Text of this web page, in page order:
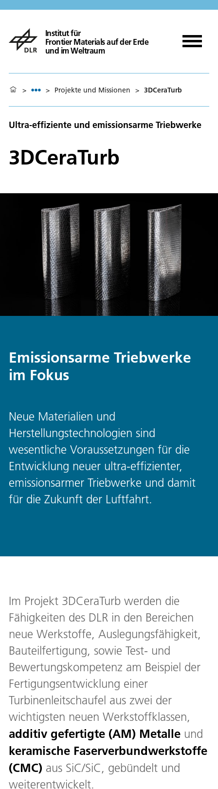
Institut für
Frontier Materials auf der Erde
und im Weltraum
> > Projekte und Missionen > 3DCeraTurb
Ultra-effiziente und emissionsarme Triebwerke
3DCeraTurb
Emissionsarme Triebwerke
im Fokus
Neue Materialien und
Herstellungstechnologien sind
wesentliche Voraussetzungen für die
Entwicklung neuer ultra-effizienter,
emissionsarmer Triebwerke und damit
für die Zukunft der Luftfahrt.
Im Projekt 3DCeraTurb werden die
Fähigkeiten des DLR in den Bereichen
neue Werkstoffe, Auslegungsfähigkeit,
Bauteilfertigung, sowie Test- und
Bewertungskompetenz am Beispiel der
Fertigungsentwicklung einer
Turbinenleitschaufel aus zwei der
wichtigsten neuen Werkstoffklassen,
additiv gefertigte (AM) Metalle und
keramische Faserverbundwerkstoffe
(CMC) aus SiC/SiC, gebündelt und
weiterentwickelt.